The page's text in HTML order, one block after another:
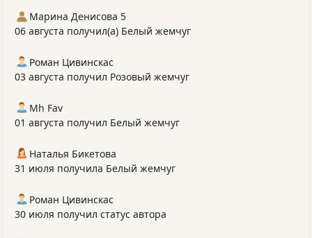
Марина Денисова 5
06 августа получил(а) Белый жемчуг
Роман Цивинскас
03 августа получил Розовый жемчуг
Mh Fav
01 августа получил Белый жемчуг
Наталья Бикетова
31 июля получила Белый жемчуг
Роман Цивинскас
30 июля получил статус автора